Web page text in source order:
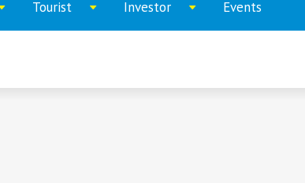
Expand
menu
Tourist
Expand
menu
Investor Events